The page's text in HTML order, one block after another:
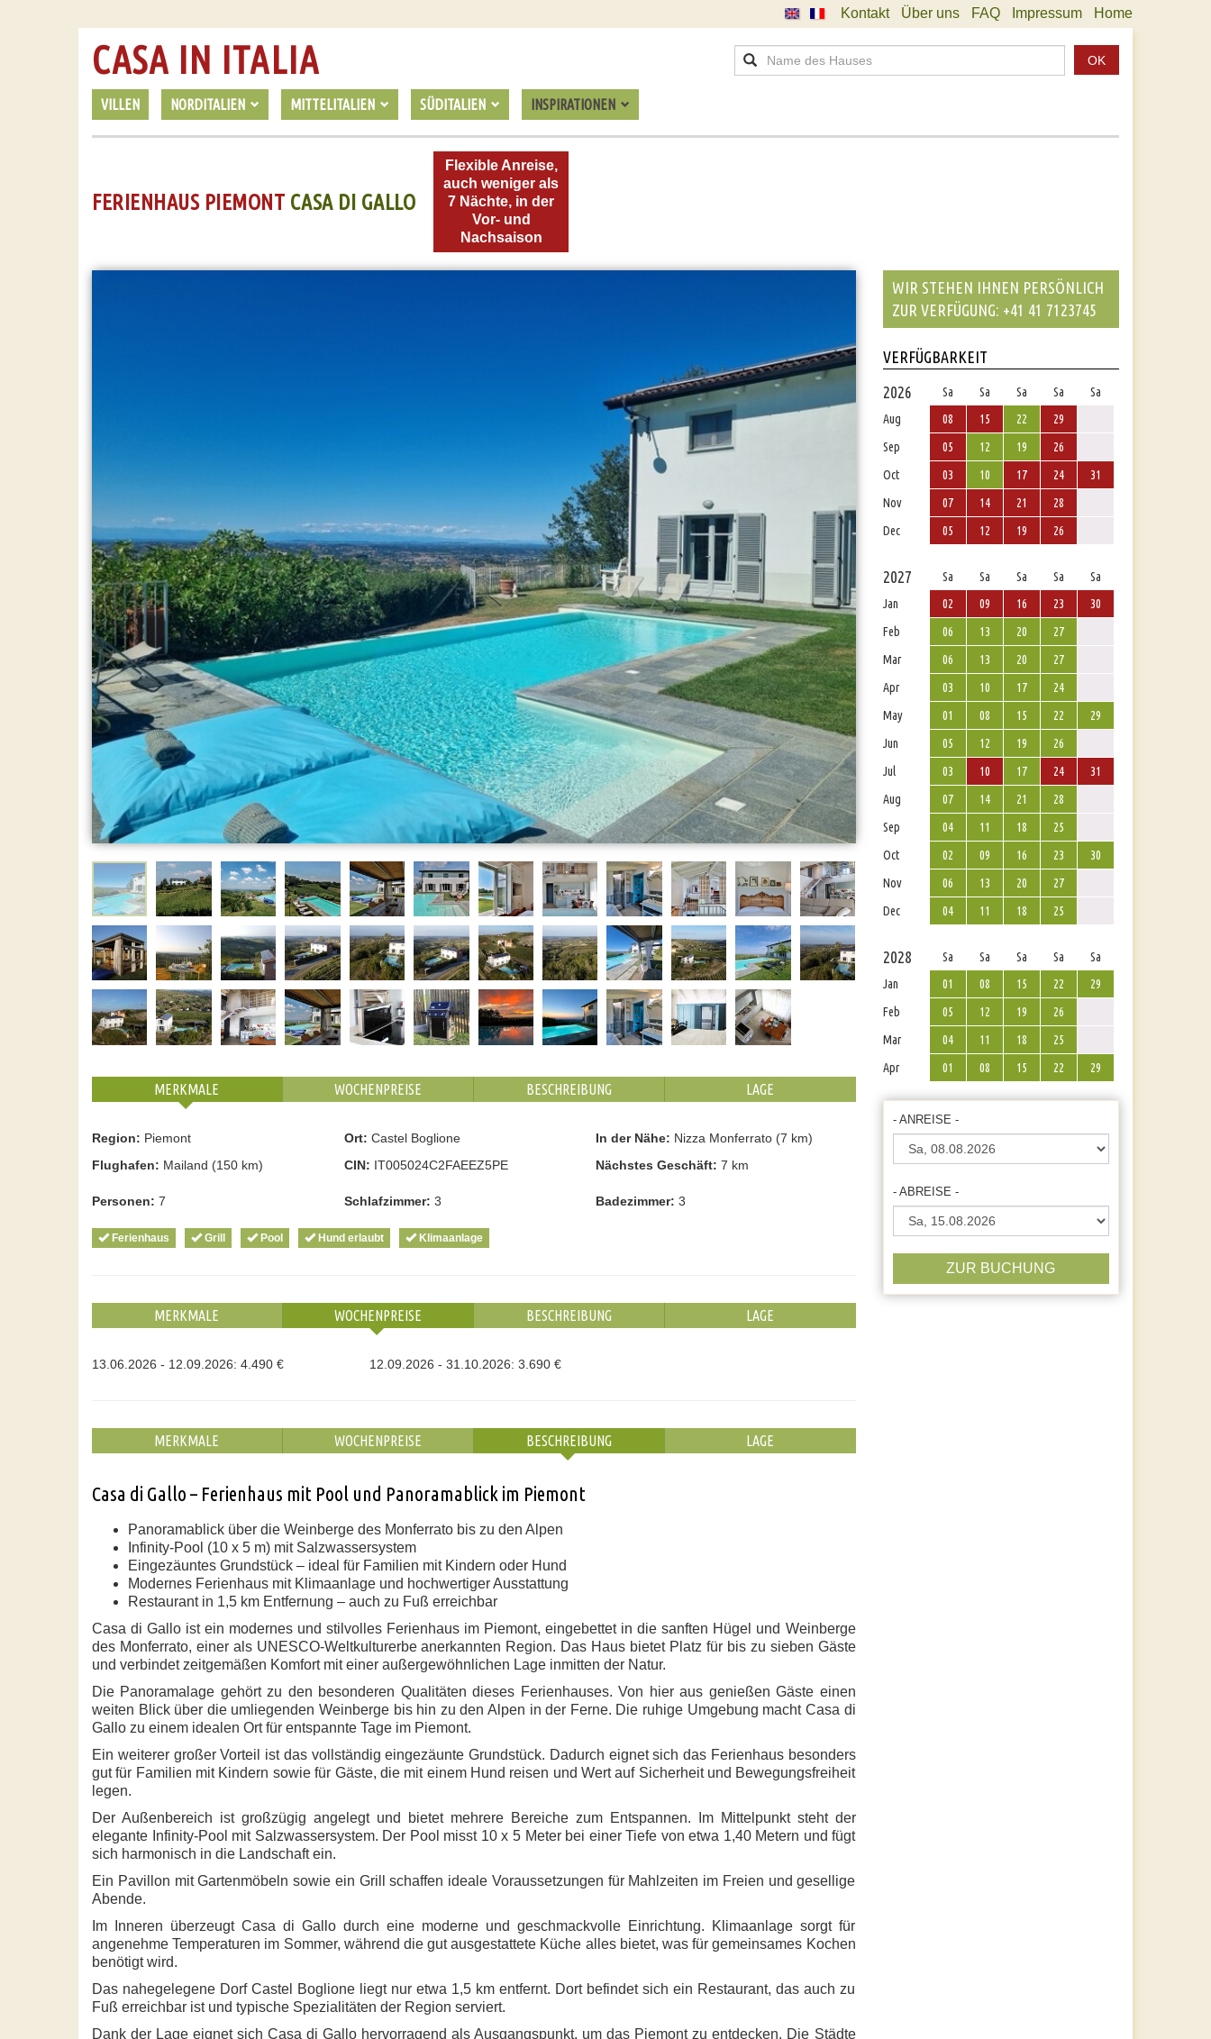
Kontakt Über uns FAQ Impressum Home
VILLEN NORDITALIEN MITTELITALIEN SÜDITALIEN INSPIRATIONEN
CASA IN ITALIA OK
FERIENHAUS PIEMONT CASA DI GALLO
Flexible Anreise,
auch weniger als
7 Nächte, in der
Vor- und
Nachsaison
MERKMALE WOCHENPREISE BESCHREIBUNG LAGE
Region: Piemont Ort: Castel Boglione In der Nähe: Nizza Monferrato (7 km)
Flughafen: Mailand (150 km) CIN: IT005024C2FAEEZ5PE Nächstes Geschäft: 7 km
Personen: 7 Schlafzimmer: 3 Badezimmer: 3
Ferienhaus Grill Pool Hund erlaubt Klimaanlage
MERKMALE WOCHENPREISE BESCHREIBUNG LAGE
13.06.2026 - 12.09.2026: 4.490 € 12.09.2026 - 31.10.2026: 3.690 €
MERKMALE WOCHENPREISE BESCHREIBUNG LAGE
Casa di Gallo – Ferienhaus mit Pool und Panoramablick im Piemont
Panoramablick über die Weinberge des Monferrato bis zu den Alpen
Infinity-Pool (10 x 5 m) mit Salzwassersystem
Eingezäuntes Grundstück – ideal für Familien mit Kindern oder Hund
Modernes Ferienhaus mit Klimaanlage und hochwertiger Ausstattung
Restaurant in 1,5 km Entfernung – auch zu Fuß erreichbar
Casa di Gallo ist ein modernes und stilvolles Ferienhaus im Piemont, eingebettet in die sanften Hügel und Weinberge
des Monferrato, einer als UNESCO-Weltkulturerbe anerkannten Region. Das Haus bietet Platz für bis zu sieben Gäste
und verbindet zeitgemäßen Komfort mit einer außergewöhnlichen Lage inmitten der Natur.
Die Panoramalage gehört zu den besonderen Qualitäten dieses Ferienhauses. Von hier aus genießen Gäste einen
weiten Blick über die umliegenden Weinberge bis hin zu den Alpen in der Ferne. Die ruhige Umgebung macht Casa di
Gallo zu einem idealen Ort für entspannte Tage im Piemont.
Ein weiterer großer Vorteil ist das vollständig eingezäunte Grundstück. Dadurch eignet sich das Ferienhaus besonders
gut für Familien mit Kindern sowie für Gäste, die mit einem Hund reisen und Wert auf Sicherheit und Bewegungsfreiheit
legen.
Der Außenbereich ist großzügig angelegt und bietet mehrere Bereiche zum Entspannen. Im Mittelpunkt steht der
elegante Infinity-Pool mit Salzwassersystem. Der Pool misst 10 x 5 Meter bei einer Tiefe von etwa 1,40 Metern und fügt
sich harmonisch in die Landschaft ein.
Ein Pavillon mit Gartenmöbeln sowie ein Grill schaffen ideale Voraussetzungen für Mahlzeiten im Freien und gesellige
Abende.
Im Inneren überzeugt Casa di Gallo durch eine moderne und geschmackvolle Einrichtung. Klimaanlage sorgt für
angenehme Temperaturen im Sommer, während die gut ausgestattete Küche alles bietet, was für gemeinsames Kochen
benötigt wird.
Das nahegelegene Dorf Castel Boglione liegt nur etwa 1,5 km entfernt. Dort befindet sich ein Restaurant, das auch zu
Fuß erreichbar ist und typische Spezialitäten der Region serviert.
Dank der Lage eignet sich Casa di Gallo hervorragend als Ausgangspunkt, um das Piemont zu entdecken. Die Städte
WIR STEHEN IHNEN PERSÖNLICH
ZUR VERFÜGUNG: +41 41 7123745
VERFÜGBARKEIT
2026
Sa Sa Sa Sa
Sa
Aug
08 15 22
29
Sep
05 12 19
26
Oct
03 10 17 24
31
Nov
07 14 21
28
Dec
05 12 19 26
2027 Sa Sa Sa Sa
Sa
Jan
02 09 16 23
30
Feb
06 13 20
27
Mar
06 13 20
27
Apr
03 10 17
24
May
01 08 15 22
29
Jun
05 12 19
26
Jul
03 10 17 24
31
Aug
07 14 21
28
Sep
04 11 18
25
Oct
02 09 16 23
30
Nov
06 13 20
27
Dec
04 11 18 25
2028 Sa Sa Sa Sa
Sa
Jan
01 08 15 22
29
Feb
05 12 19
26
Mar
04 11 18
25
Apr
01 08 15 22 29
- ANREISE -
- ABREISE -
ZUR BUCHUNG